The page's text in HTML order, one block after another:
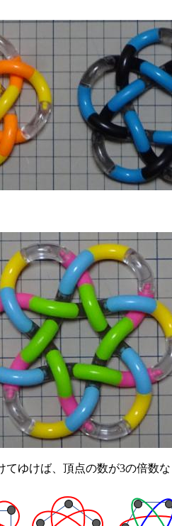
ゆけば、頂点の数が3の倍数